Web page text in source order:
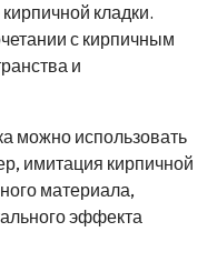
кладки.
с кирпичным
и
можно использовать
имитация кирпичной
материала,
эффекта